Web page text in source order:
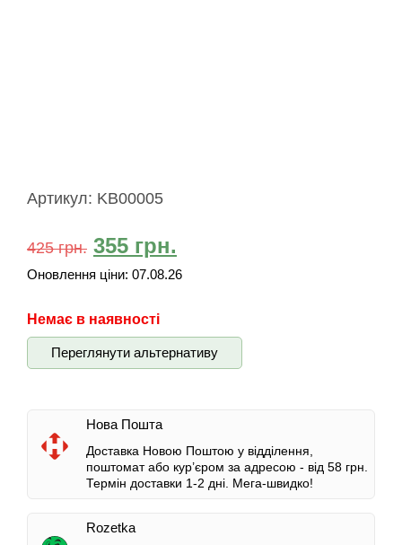
Артикул: KB00005
425грн. 355 грн.
Оновлення ціни: 07.08.26
Немає в наявності
Переглянути альтернативу
Нова Пошта
Доставка Новою Поштою у відділення,
поштомат або кур’єром за адресою - від 58 грн.
Термін доставки 1-2 дні. Мега-швидко!
Rozetka